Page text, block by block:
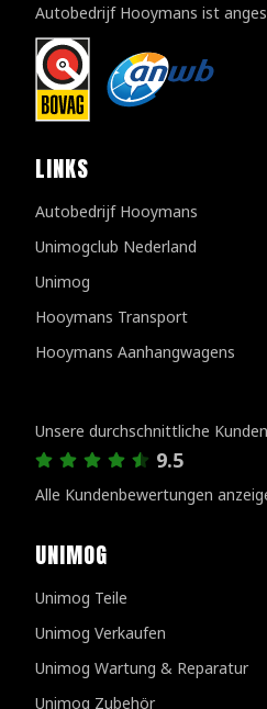
Autobedrijf Hooymans ist
LINKS
Autobedrijf Hooymans
Unimogclub Nederland
Unimog
Hooymans Transport
Hooymans Aanhangwagens
Unsere durchschnittliche
9.5
Alle Kundenbewertungen
UNIMOG
Unimog Teile
Unimog Verkaufen
Unimog Wartung & Reparatur
Unimog Zubehör